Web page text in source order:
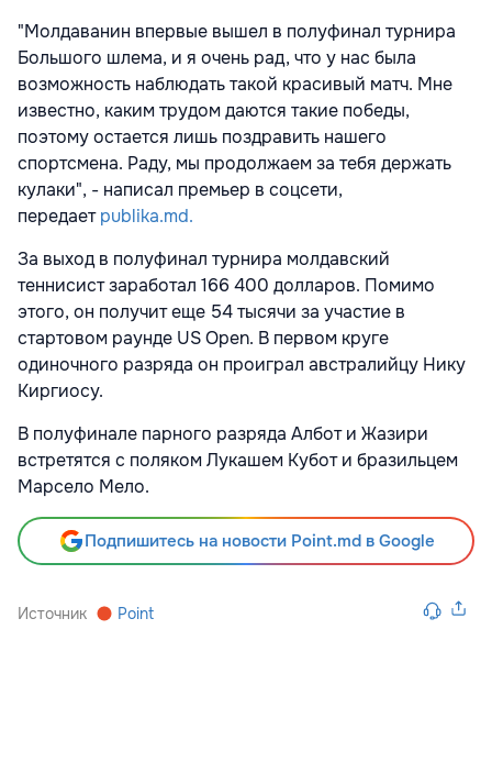
"Молдаванин впервые вышел в полуфинал турнира
Большого шлема, и я очень рад, что у нас была
возможность наблюдать такой красивый матч. Мне
известно, каким трудом даются такие победы,
поэтому остается лишь поздравить нашего
спортсмена. Раду, мы продолжаем за тебя держать
кулаки", - написал премьер в соцсети,
передаетpublika.md.
За выход в полуфинал турнира молдавский
теннисист заработал 166 400 долларов. Помимо
этого, он получит еще 54 тысячи за участие в
стартовом раунде US Open. В первом круге
одиночного разряда он проиграл австралийцу Нику
Киргиосу.
В полуфинале парного разряда Албот и Жазири
встретятся с поляком Лукашем Кубот и бразильцем
Марсело Мело.
Подпишитесь на новости Point.md в Google
Источник Point